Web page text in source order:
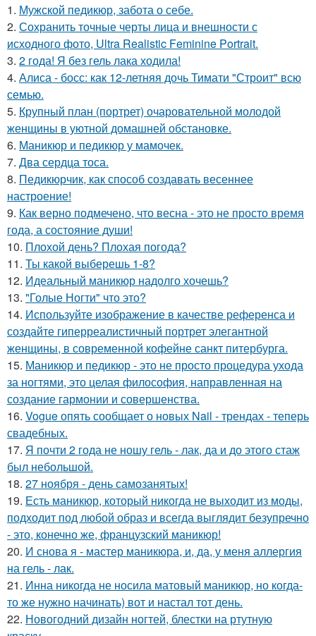
1. Мужской педикюр, забота о себе.
2. Сохранить точные черты лица и внешности с
исходного фото, Ultra Realistic Feminine Portrait.
3. 2 года! Я без гель лака ходила!
4. Алиса - босс: как 12-летняя дочь Тимати "Строит" всю
семью.
5. Крупный план (портрет) очаровательной молодой
женщины в уютной домашней обстановке.
6. Маникюр и педикюр у мамочек.
7. Два сердца тоса.
8. Педикюрчик, как способ создавать весеннее
настроение!
9. Как верно подмечено, что весна - это не просто время
года, а состояние души!
10. Плохой день? Плохая погода?
11. Ты какой выберешь 1-8?
12. Идеальный маникюр надолго хочешь?
13. "Голые Ногти" что это?
14. Используйте изображение в качестве референса и
создайте гиперреалистичный портрет элегантной
женщины, в современной кофейне санкт питербурга.
15. Маникюр и педикюр - это не просто процедура ухода
за ногтями, это целая философия, направленная на
создание гармонии и совершенства.
16. Vogue опять сообщает о новых Nail - трендах - теперь
свадебных.
17. Я почти 2 года не ношу гель - лак, да и до этого стаж
был небольшой.
18. 27 ноября - день самозанятых!
19. Есть маникюр, который никогда не выходит из моды,
подходит под любой образ и всегда выглядит безупречно
- это, конечно же, французский маникюр!
20. И снова я - мастер маникюра, и, да, у меня аллергия
на гель - лак.
21. Инна никогда не носила матовый маникюр, но когда-
то же нужно начинать) вот и настал тот день.
22. Новогодний дизайн ногтей, блестки на ртутную